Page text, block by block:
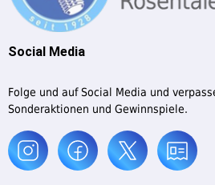
Social Media
Folge und auf Social Media und
Sonderaktionen und Gewinnspiele.